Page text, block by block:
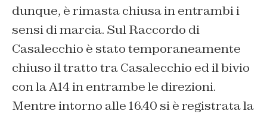
dunque, è rimasta chiusa in entrambi i
sensi di marcia. Sul Raccordo di
Casalecchio è stato temporaneamente
chiuso il tratto tra Casalecchio ed il bivio
con la A14 in entrambe le direzioni.
Mentre intorno alle 16.40 si è registrata la